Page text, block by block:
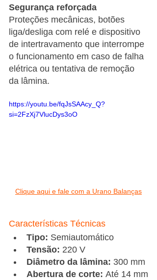
Segurança reforçada
Proteções mecânicas, botões
liga/desliga com relé e dispositivo
de intertravamento que interrompe
o funcionamento em caso de falha
elétrica ou tentativa de remoção
da lâmina.
https://youtu.be/fqJsSAAcy_Q?
si=2FzXj7VlucDys3oO
Clique aqui e fale com a Urano Balanças
Características Técnicas
Tipo: Semiautomático
Tensão: 220 V
Diâmetro da lâmina: 300 mm
Abertura de corte: Até 14 mm